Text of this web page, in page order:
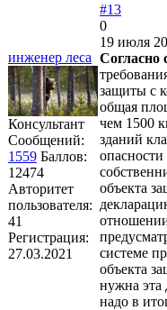
инженер леса
Консультант
Сообщений:
1559 Баллов:
12474
Авторитет
пользователя:
41
Регистрация:
27.03.2021
#13
0
19 июля
Согласно
защиты с
общая
чем 1500
зданий
объекта
системе
объекта
нужна эта
надо в